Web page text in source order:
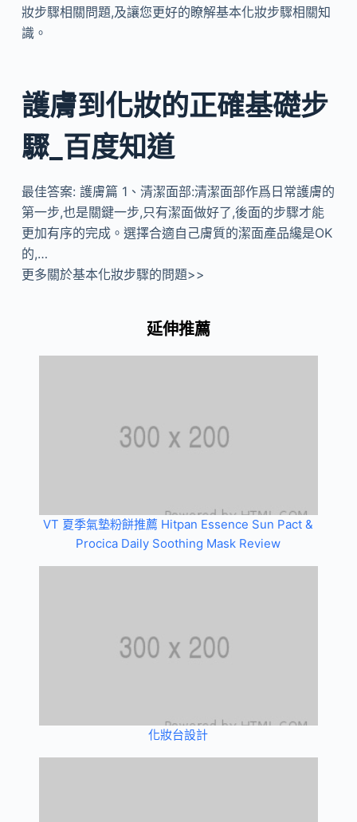
妝步驟相關問題,及讓您更好的瞭解基本化妝步驟相關知
識。
護膚到化妝的正確基礎步
驟_百度知道
最佳答案: 護膚篇 1、清潔面部:清潔面部作爲日常護膚的
第一步,也是關鍵一步,只有潔面做好了,後面的步驟才能
更加有序的完成。選擇合適自己膚質的潔面產品纔是OK
的,…
更多關於基本化妝步驟的問題>>
延伸推薦
VT 夏季氣墊粉餅推薦 Hitpan Essence Sun Pact &
Procica Daily Soothing Mask Review
化妝台設計